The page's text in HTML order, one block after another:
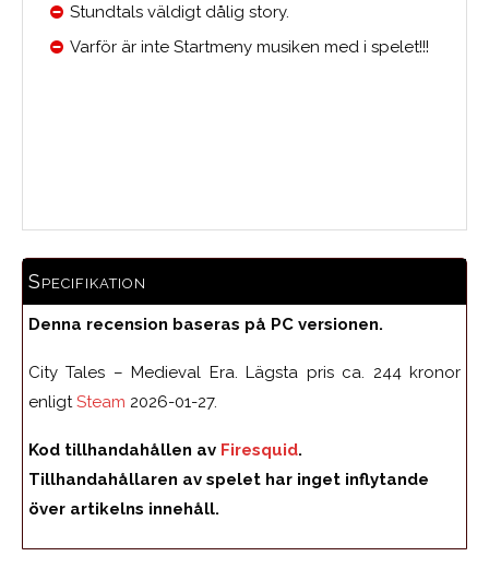
Stundtals väldigt dålig story.
Varför är inte Startmeny musiken med i spelet!!!
Specifikation
Denna recension baseras på PC versionen.
City Tales – Medieval Era. Lägsta pris ca. 244 kronor
enligtSteam 2026-01-27.
Kod tillhandahållen av Firesquid.
Tillhandahållaren av spelet har inget inflytande
över artikelns innehåll.